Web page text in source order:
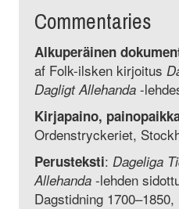
Commentaries
Alkuperäinen
af Folk-ilsken kirjoitus
Dagligt Allehanda-
Kirjapaino,
Ordenstryckeriet,
Perusteksti: Dageliga
Allehanda-lehden
Dagstidning